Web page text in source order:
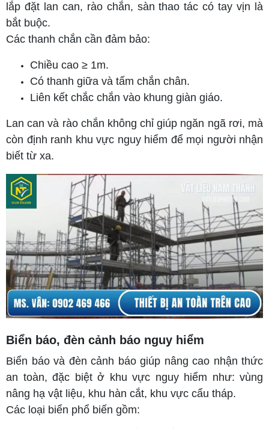
lắp đặt lan can, rào chắn, sàn thao tác có tay vịn là
bắt buộc.
Các thanh chắn cần đảm bảo:
Chiều cao ≥ 1m.
Có thanh giữa và tấm chắn chân.
Liên kết chắc chắn vào khung giàn giáo.
Lan can và rào chắn không chỉ giúp ngăn ngã rơi, mà
còn định ranh khu vực nguy hiểm để mọi người nhận
biết từ xa.
Biển báo, đèn cảnh báo nguy hiểm
Biển báo và đèn cảnh báo giúp nâng cao nhận thức
an toàn, đặc biệt ở khu vực nguy hiểm như: vùng
nâng hạ vật liệu, khu hàn cắt, khu vực cẩu tháp.
Các loại biển phổ biến gồm: